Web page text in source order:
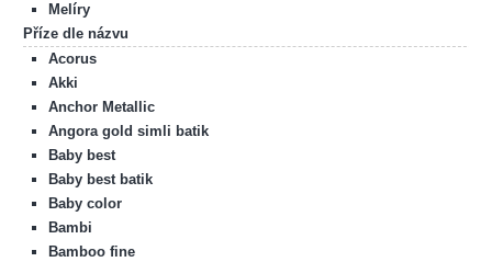
Melíry
Příze dle názvu
Acorus
Akki
Anchor Metallic
Angora gold simli batik
Baby best
Baby best batik
Baby color
Bambi
Bamboo fine